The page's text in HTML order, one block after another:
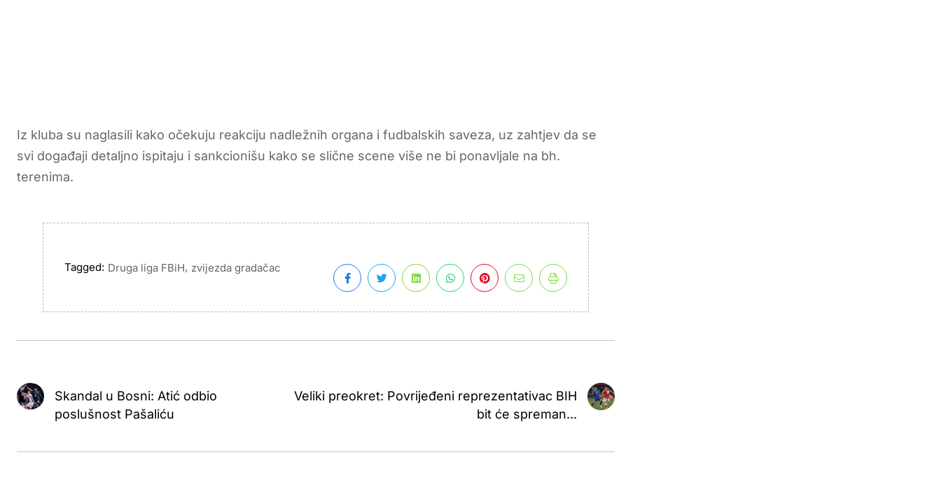
Iz kluba su naglasili kako očekuju reakciju nadležnih organa i fudbalskih saveza, uz zahtjev da se
svi događaji detaljno ispitaju i sankcionišu kako se slične scene više ne bi ponavljale na bh.
terenima.
Tagged: Druga liga FBiH, zvijezda gradačac
Skandal u Bosni: Atić odbio
poslušnost Pašaliću
Veliki preokret: Povrijeđeni reprezentativac BIH
bit će spreman...